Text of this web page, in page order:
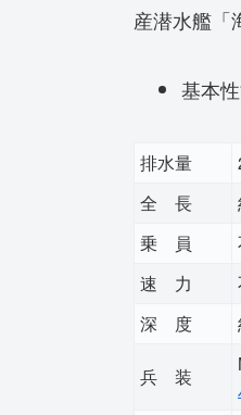
産潜水艦「
基本
排水量
全 長
乗 員
速 力
深 度
兵 装